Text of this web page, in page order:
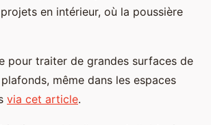
en intérieur, où la poussière
pour traiter de grandes surfaces de
même dans les espaces
via cet article.